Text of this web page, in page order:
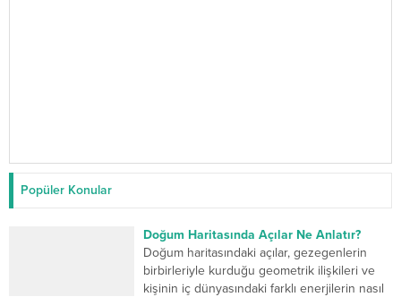
Popüler Konular
Doğum Haritasında Açılar Ne Anlatır?
Doğum haritasındaki açılar, gezegenlerin
birbirleriyle kurduğu geometrik ilişkileri ve
kişinin iç dünyasındaki farklı enerjilerin nasıl